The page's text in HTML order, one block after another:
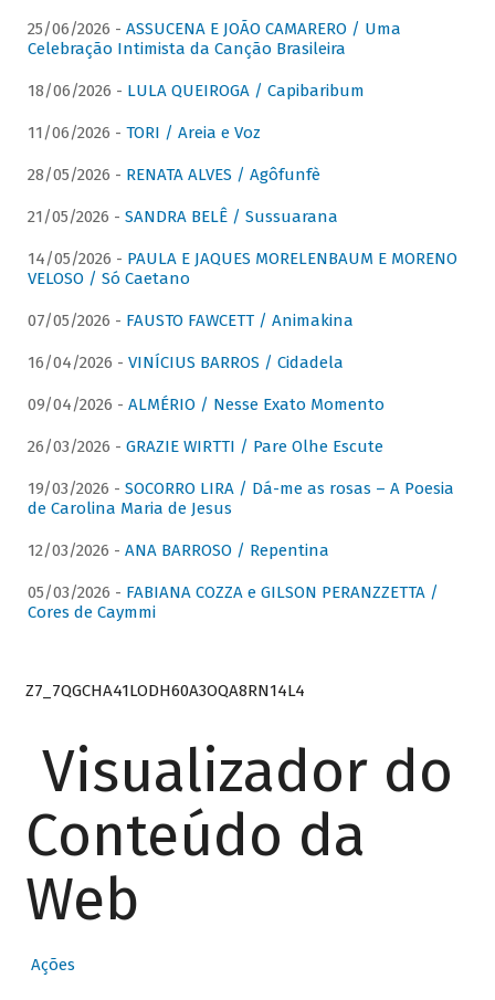
25/06/2026 - ASSUCENA E JOÃO CAMARERO / Uma
Celebração Intimista da Canção Brasileira
18/06/2026 - LULA QUEIROGA / Capibaribum
11/06/2026 - TORI / Areia e Voz
28/05/2026 - RENATA ALVES / Agôfunfè
21/05/2026 - SANDRA BELÊ / Sussuarana
14/05/2026 - PAULA E JAQUES MORELENBAUM E MORENO
VELOSO / Só Caetano
07/05/2026 - FAUSTO FAWCETT / Animakina
16/04/2026 - VINÍCIUS BARROS / Cidadela
09/04/2026 - ALMÉRIO / Nesse Exato Momento
26/03/2026 - GRAZIE WIRTTI / Pare Olhe Escute
19/03/2026 - SOCORRO LIRA / Dá-me as rosas – A Poesia
de Carolina Maria de Jesus
12/03/2026 - ANA BARROSO / Repentina
05/03/2026 - FABIANA COZZA e GILSON PERANZZETTA /
Cores de Caymmi
Z7_7QGCHA41LODH60A3OQA8RN14L4
Visualizador do
Conteúdo da
Web
Ações